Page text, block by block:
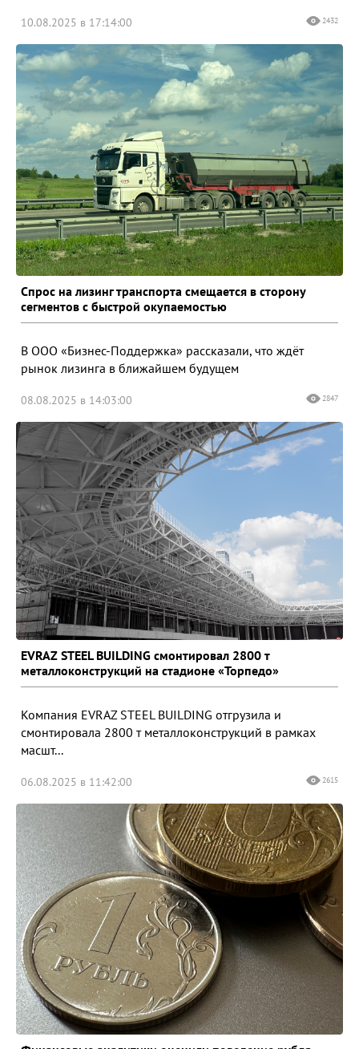
10.08.2025 в 17:14:00 2432
Спрос на лизинг транспорта смещается в сторону
сегментов с быстрой окупаемостью
В ООО «Бизнес-Поддержка» рассказали, что ждёт
рынок лизинга в ближайшем будущем
08.08.2025 в 14:03:00 2847
EVRAZ STEEL BUILDING смонтировал 2800 т
металлоконструкций на стадионе «Торпедо»
Компания EVRAZ STEEL BUILDING отгрузила и
смонтировала 2800 т металлоконструкций в рамках
масшт...
06.08.2025 в 11:42:00 2615